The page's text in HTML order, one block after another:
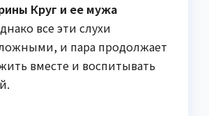
Круг и ее мужа
все эти слухи
и пара продолжает
вместе и воспитывать